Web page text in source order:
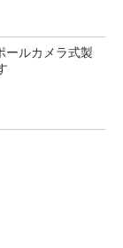
ールカメラ式製